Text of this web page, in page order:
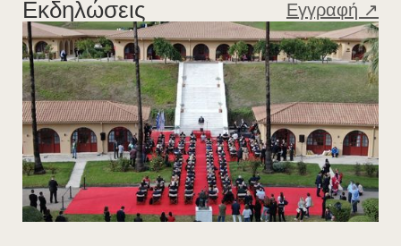
Εκδηλώσεις Εγγραφή ↗︎